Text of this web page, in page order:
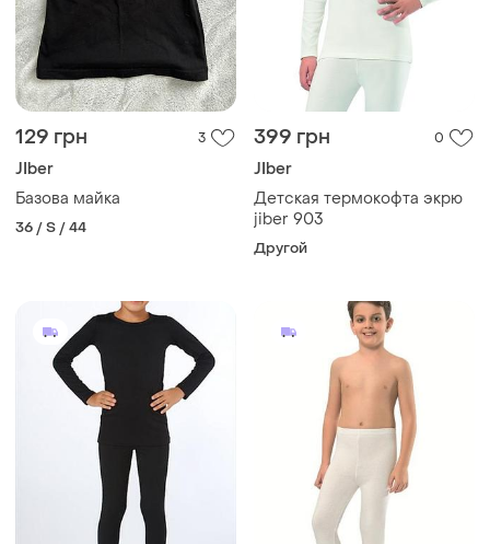
129 грн 3
JIber
Базова майка
36 / S / 44
399 грн 0
JIber
Детская термокофта экрю
jiber 903
Другой